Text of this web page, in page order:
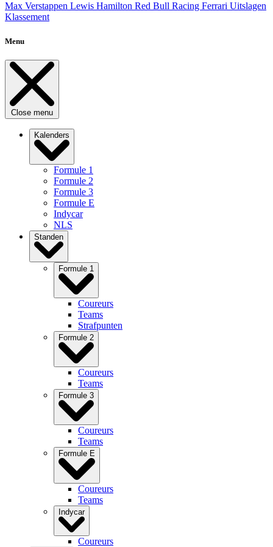
Max Verstappen Lewis Hamilton Red Bull Racing Ferrari Uitslagen
Klassement
Menu
Close menu
Kalenders
Formule 1
Formule 2
Formule 3
Formule E
Indycar
NLS
Standen
Formule 1
Coureurs
Teams
Strafpunten
Formule 2
Coureurs
Teams
Formule 3
Coureurs
Teams
Formule E
Coureurs
Teams
Indycar
Coureurs